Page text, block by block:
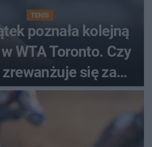
TENIS
poznała kolejną
WTA Toronto. Czy
się za
porażkę?